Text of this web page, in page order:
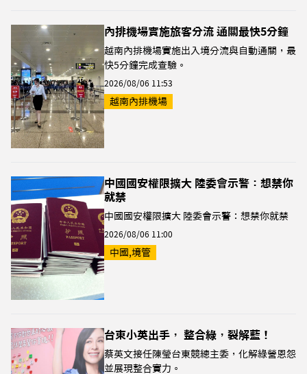
內排機場實施旅客分流 通關最快5分鐘
越南內排機場實施出入境分流與自動通關，最
快5分鐘完成查驗。
2026/08/06 11:53
越南內排機場
中國國安權限擴大 陸委會示警：想禁你
就禁
中國國安權限擴大 陸委會示警：想禁你就禁
2026/08/06 11:00
中國,境管
台東小英出手， 整合綠，裂解藍！
蔡英文接任陳瑩台東競總主委，化解綠營恩怨
並展現整合實力。